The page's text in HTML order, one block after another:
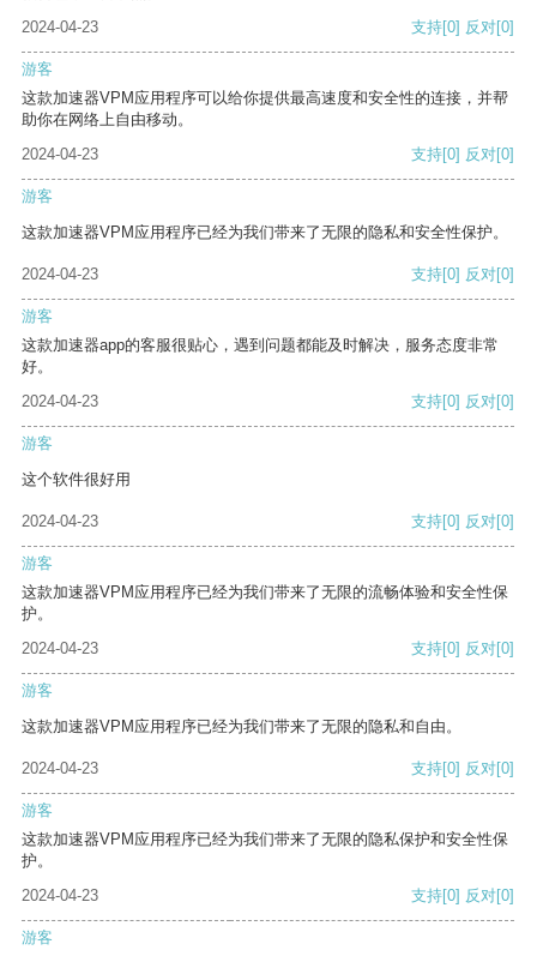
2024-04-23
支持[0] 反对[0]
游客
这款加速器VPM应用程序可以给你提供最高速度和安全性的连接，并帮
助你在网络上自由移动。
2024-04-23
支持[0] 反对[0]
游客
这款加速器VPM应用程序已经为我们带来了无限的隐私和安全性保护。
2024-04-23 支持[0] 反对[0]
游客
这款加速器app的客服很贴心，遇到问题都能及时解决，服务态度非常
好。
2024-04-23
支持[0] 反对[0]
游客
这个软件很好用
2024-04-23 支持[0] 反对[0]
游客
这款加速器VPM应用程序已经为我们带来了无限的流畅体验和安全性保
护。
2024-04-23
支持[0] 反对[0]
游客
这款加速器VPM应用程序已经为我们带来了无限的隐私和自由。
2024-04-23 支持[0] 反对[0]
游客
这款加速器VPM应用程序已经为我们带来了无限的隐私保护和安全性保
护。
2024-04-23
支持[0] 反对[0]
游客